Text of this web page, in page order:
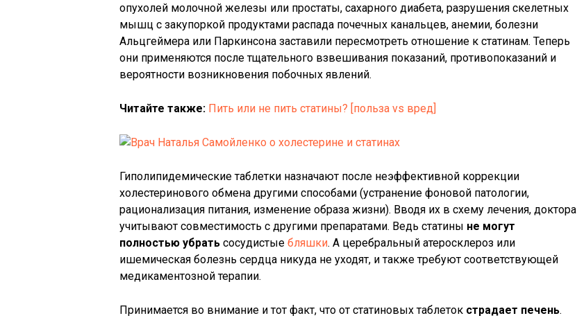
опухолей молочной железы или простаты, сахарного диабета, разрушения скелетных
мышц с закупоркой продуктами распада почечных канальцев, анемии, болезни
Альцгеймера или Паркинсона заставили пересмотреть отношение к статинам. Теперь
они применяются после тщательного взвешивания показаний, противопоказаний и
вероятности возникновения побочных явлений.
Читайте также: Пить или не пить статины? [польза vs вред]
Гиполипидемические таблетки назначают после неэффективной коррекции
холестеринового обмена другими способами (устранение фоновой патологии,
рационализация питания, изменение образа жизни). Вводя их в схему лечения, доктора
учитывают совместимость с другими препаратами. Ведь статины не могут
полностью убрать сосудистые бляшки. А церебральный атеросклероз или
ишемическая болезнь сердца никуда не уходят, и также требуют соответствующей
медикаментозной терапии.
Принимается во внимание и тот факт, что от статиновых таблеток страдает печень.